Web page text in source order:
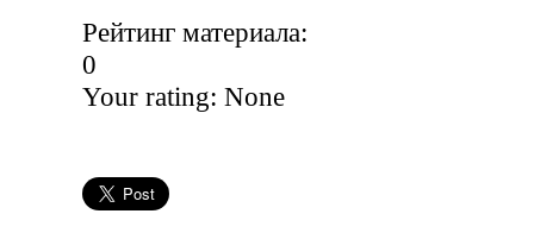
Рейтинг материала:
0
Your rating: None